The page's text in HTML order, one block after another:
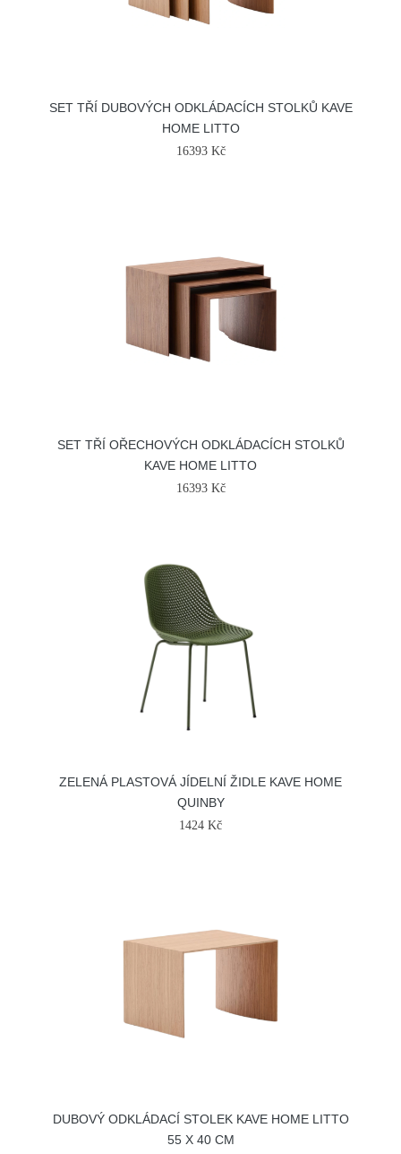
SET TŘÍ DUBOVÝCH ODKLÁDACÍCH STOLKŮ KAVE
HOME LITTO
16393 Kč
SET TŘÍ OŘECHOVÝCH ODKLÁDACÍCH STOLKŮ
KAVE HOME LITTO
16393 Kč
ZELENÁ PLASTOVÁ JÍDELNÍ ŽIDLE KAVE HOME
QUINBY
1424 Kč
DUBOVÝ ODKLÁDACÍ STOLEK KAVE HOME LITTO
55 X 40 CM